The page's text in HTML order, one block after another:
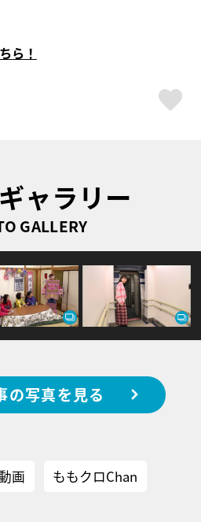
ら！
ャラリー
GALLERY
の写真を見る
画 ももクロChan